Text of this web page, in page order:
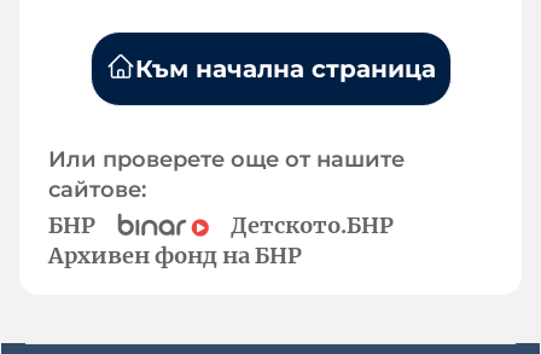
Към начална страница
Или проверете още от нашите
сайтове:
БНР
Детското.БНР
Архивен фонд на БНР